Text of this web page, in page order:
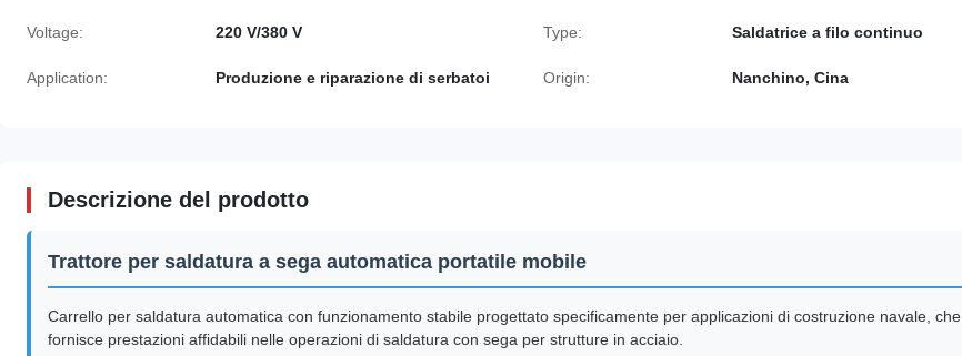
Voltage: 220 V/380 V Type: Saldatrice a filo continuo
Application: Produzione e riparazione di serbatoi Origin: Nanchino, Cina
Descrizione del prodotto
Trattore per saldatura a sega automatica portatile mobile
Carrello per saldatura automatica con funzionamento stabile progettato specificamente per applicazioni di costruzione navale, che
fornisce prestazioni affidabili nelle operazioni di saldatura con sega per strutture in acciaio.